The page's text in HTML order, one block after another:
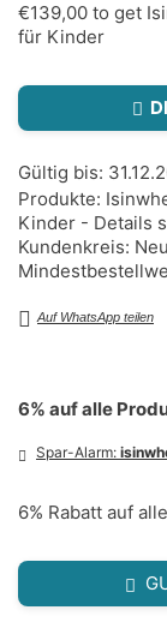
€139,00 to get
für Kinder
Gültig bis:
Produkte:
Kinder - Details
Kundenkreis:
Auf WhatsApp teilen
6% auf alle
Spar-Alarm:
6% Rabatt auf